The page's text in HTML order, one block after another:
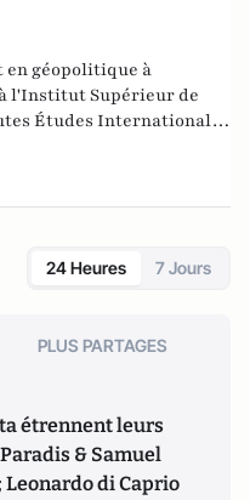
en géopolitique à
l'Institut Supérieur de
Études Internationales
de l'Institut
(IPSE).
24 Heures 7 Jours
PLUS PARTAGES
étrennent leurs
& Samuel
di Caprio